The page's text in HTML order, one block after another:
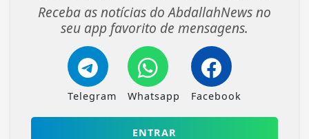
Receba as notícias do AbdallahNews no
seu app favorito de mensagens.
Telegram Whatsapp Facebook
ENTRAR